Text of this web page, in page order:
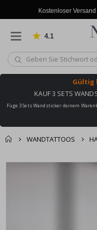
Kostenloser
4.1
Gültig
KAUF 3 SETS
Füge 3 Sets Wandsticker deinem
WANDTATTOOS
Sie könnten
darunter